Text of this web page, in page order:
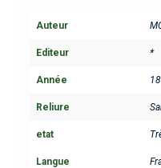
Auteur
Editeur *
Année
Reliure
etat
Langue